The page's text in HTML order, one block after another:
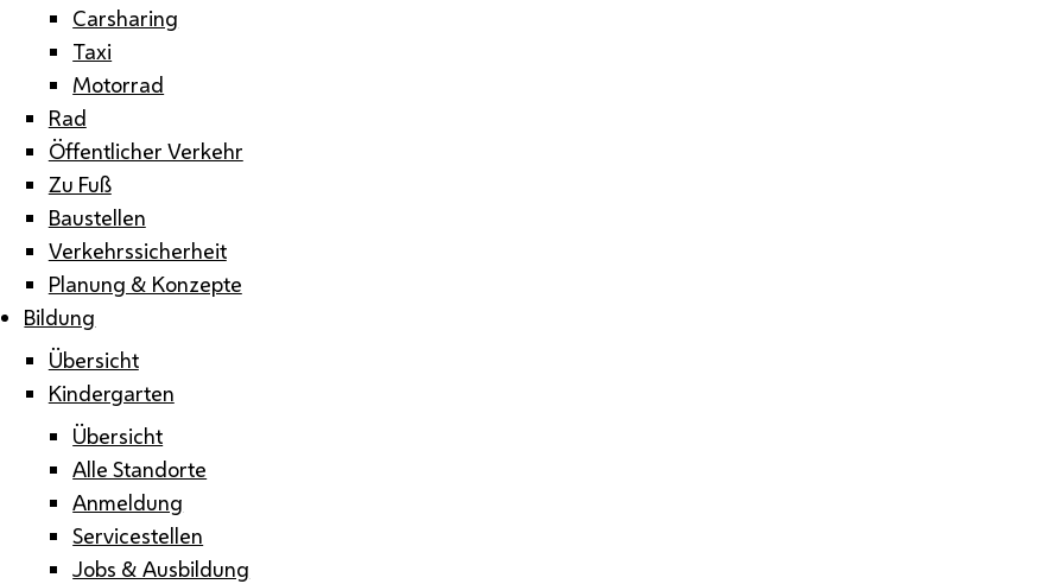
Carsharing
Taxi
Motorrad
Rad
Öffentlicher Verkehr
Zu Fuß
Baustellen
Verkehrssicherheit
Planung & Konzepte
Bildung
Übersicht
Kindergarten
Übersicht
Alle Standorte
Anmeldung
Servicestellen
Jobs & Ausbildung